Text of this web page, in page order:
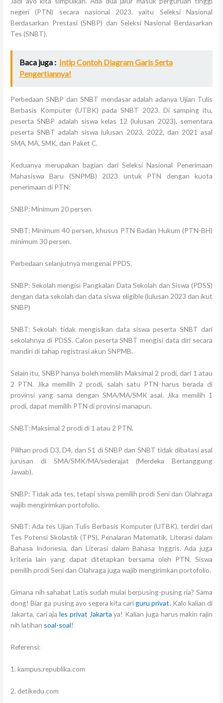
negeri (PTN) secara nasional 2023, yaitu Seleksi Nasional
Berdasarkan Prestasi (SNBP) dan Seleksi Nasional Berdasarkan
Tes (SNBT).
Baca juga : Intip Contoh Diagram Garis Serta
Pengertiannya!
Perbedaan SNBP dan SNBT mendasar adalah adanya Ujian Tulis
Berbasis Komputer (UTBK) pada SNBT 2023. Di samping itu,
peserta SNBP adalah siswa kelas 12 (lulusan 2023), sementara
peserta SNBT adalah siswa lulusan 2023, 2022, dan 2021 asal
SMA, MA, SMK, dan Paket C.
Keduanya merupakan bagian dari Seleksi Nasional Penerimaan
Mahasiswa Baru (SNPMB) 2023 untuk PTN dengan kuota
penerimaan di PTN:
SNBP: Minimum 20 persen.
SNBT: Minimum 40 persen, khusus PTN Badan Hukum (PTN-BH)
minimum 30 persen.
Perbedaan selanjutnya mengenai PPDS.
SNBP: Sekolah mengisi Pangkalan Data Sekolah dan Siswa (PDSS)
dengan data sekolah dan data siswa eligible (lulusan 2023 dan ikut
SNBP)
SNBT: Sekolah tidak mengisikan data siswa peserta SNBT dari
sekolahnya di PDSS. Calon peserta SNBT mengisi data diri secara
mandiri di tahap registrasi akun SNPMB.
Selain itu, SNBP hanya boleh memilih Maksimal 2 prodi, dari 1 atau
2 PTN. Jika memilih 2 prodi, salah satu PTN harus berada di
provinsi yang sama dengan SMA/MA/SMK asal. Jika memilih 1
prodi, dapat memilih PTN di provinsi manapun.
SNBT: Maksimal 2 prodi di 1 atau 2 PTN.
Pilihan prodi D3, D4, dan S1 di SNBP dan SNBT tidak dibatasi asal
jurusan di SMA/SMK/MA/sederajat (Merdeka Bertanggung
Jawab).
SNBP: Tidak ada tes, tetapi siswa pemilih prodi Seni dan Olahraga
wajib mengirimkan portofolio.
SNBT: Ada tes Ujian Tulis Berbasis Komputer (UTBK), terdiri dari
Tes Potensi Skolastik (TPS), Penalaran Matematik, Literasi dalam
Bahasa Indonesia, dan Literasi dalam Bahasa Inggris. Ada juga
kriteria lain yang dapat ditetapkan bersama oleh PTN. Siswa
pemilih prodi Seni dan Olahraga juga wajib mengirimkan portofolio.
Gimana nih sahabat Latis sudah mulai berpusing-pusing ria? Sama
dong! Biar ga pusing ayo segera kita cariguru privat. Kalo kalian di
Jakarta, cari ajales privat Jakarta ya! Kalian juga harus makin rajin
nih latihan soal-soal!
Referensi:
1. kampus.republika.com
2. detikedu.com